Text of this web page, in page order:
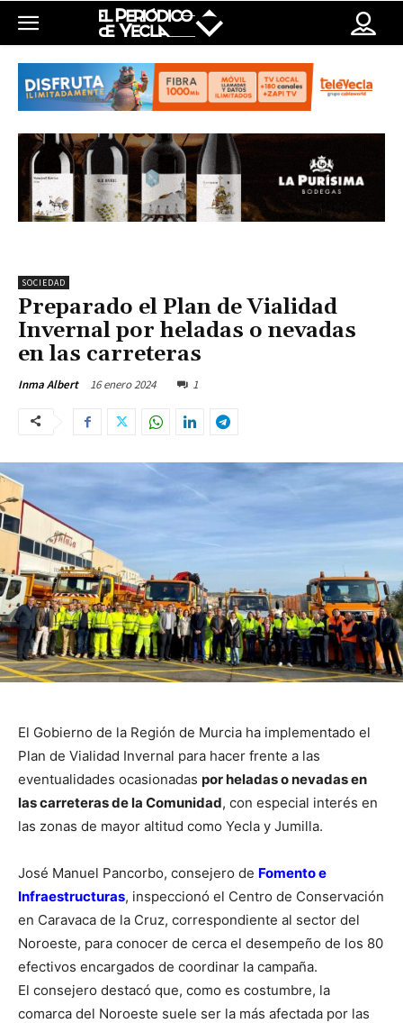
SOCIEDAD
Preparado el Plan de Vialidad
Invernal por heladas o nevadas
en las carreteras
Inma Albert 16 enero 2024 1
El Gobierno de la Región de Murcia ha implementado el
Plan de Vialidad Invernal para hacer frente a las
eventualidades ocasionadas por heladas o nevadas en
las carreteras de la Comunidad, con especial interés en
las zonas de mayor altitud como Yecla y Jumilla.
José Manuel Pancorbo, consejero de Fomento e
Infraestructuras, inspeccionó el Centro de Conservación
en Caravaca de la Cruz, correspondiente al sector del
Noroeste, para conocer de cerca el desempeño de los 80
efectivos encargados de coordinar la campaña.
El consejero destacó que, como es costumbre, la
comarca del Noroeste suele ser la más afectada por las